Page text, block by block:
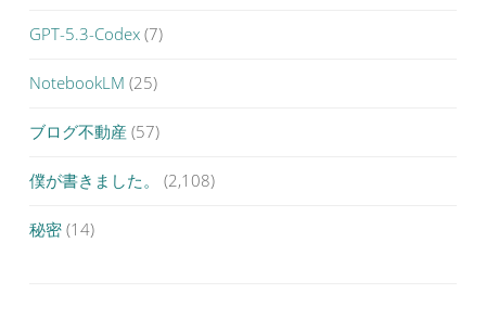
GPT-5.3-Codex (7)
NotebookLM (25)
ブログ不動産 (57)
僕が書きました。 (2,108)
秘密 (14)